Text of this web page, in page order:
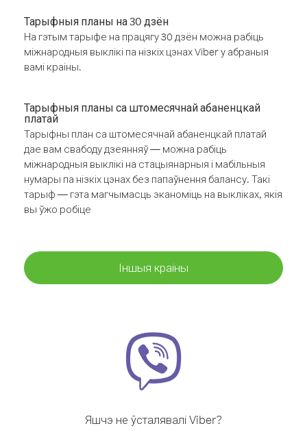
Тарыфныя планы на 30 дзён
На гэтым тарыфе на працягу 30 дзён можна рабіць
міжнародныя выклікі па нізкіх цэнах Viber у абраныя
вамі краіны.
Тарыфныя планы са штомесячнай абаненцкай
платай
Тарыфны план са штомесячнай абаненцкай платай
дае вам свабоду дзеянняў — можна рабіць
міжнародныя выклікі на стацыянарныя і мабільныя
нумары па нізкіх цэнах без папаўнення балансу. Такі
тарыф — гэта магчымасць эканоміць на выкліках, якія
вы ўжо робіце
Іншыя краіны
Яшчэ не ўсталявалі Viber?